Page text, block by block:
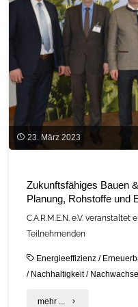
von
CO2-
Entnahmen"
23. März 2023
Zukunftsfähiges Bauen
Planung, Rohstoffe und
C.A.R.M.E.N. e.V.
Teilnehmenden
Energieeffizienz /
/ Nachhaltigkeit/
mehr ... "Zukunftsfähiges